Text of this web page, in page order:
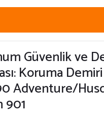
Güvenlik ve
Koruma
Adventure/
901